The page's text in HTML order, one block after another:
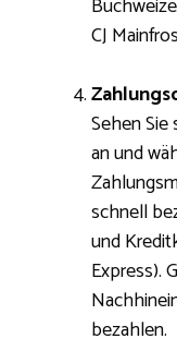
CJ
Sehen
an und
schnell
und
Express).
bezahlen.